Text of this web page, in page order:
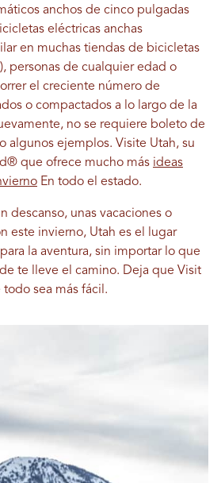
anchos de cinco pulgadas
eléctricas anchas
en muchas tiendas de bicicletas
personas de cualquier edad o
el creciente número de
o compactados a lo largo de la
no se requiere boleto de
algunos ejemplos. Visite Utah, su
que ofrece mucho más ideas
En todo el estado.
descanso, unas vacaciones o
este invierno, Utah es el lugar
la aventura, sin importar lo que
te lleve el camino. Deja que Visit
sea más fácil.